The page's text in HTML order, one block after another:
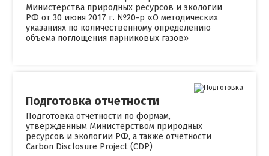
Министерства природных ресурсов и экологии
РФ от 30 июня 2017 г. №20-р «О методических
указаниях по количественному определению
объема поглощения парниковых газов»
Подготовка отчетности
Подготовка отчетности по формам,
утвержденным Министерством природных
ресурсов и экологии РФ, а также отчетности
Carbon Disclosure Project (CDP)